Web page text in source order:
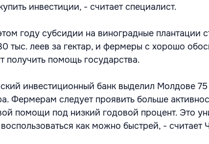
инвестиции, - считает специалист.
году субсидии на виноградные плантации
тыс. леев за гектар, и фермеры с хорошо
получить помощь государства.
инвестиционный банк выделил Молдове
Фермерам следует проявить больше
помощи под низкий годовой процент. Это
как можно быстрей, - считает